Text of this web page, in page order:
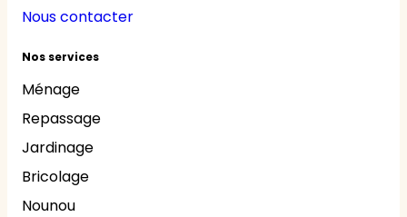
Nous contacter
Nos services
Ménage
Repassage
Jardinage
Bricolage
Nounou